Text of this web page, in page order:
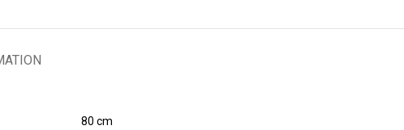
80 cm